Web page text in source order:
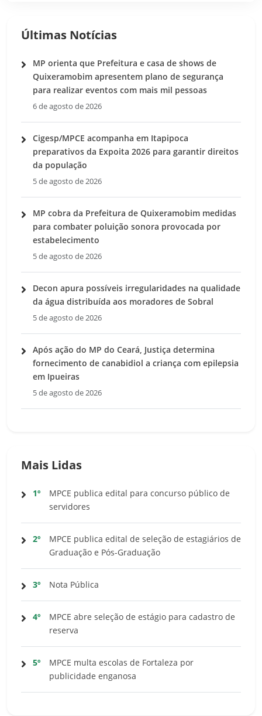
Últimas Notícias
MP orienta que Prefeitura e casa de shows de
Quixeramobim apresentem plano de segurança
para realizar eventos com mais mil pessoas
6 de agosto de 2026
Cigesp/MPCE acompanha em Itapipoca
preparativos da Expoita 2026 para garantir direitos
da população
5 de agosto de 2026
MP cobra da Prefeitura de Quixeramobim medidas
para combater poluição sonora provocada por
estabelecimento
5 de agosto de 2026
Decon apura possíveis irregularidades na qualidade
da água distribuída aos moradores de Sobral
5 de agosto de 2026
Após ação do MP do Ceará, Justiça determina
fornecimento de canabidiol a criança com epilepsia
em Ipueiras
5 de agosto de 2026
Mais Lidas
1º
MPCE publica edital para concurso público de
servidores
2º
MPCE publica edital de seleção de estagiários de
Graduação e Pós-Graduação
3º Nota Pública
4º
MPCE abre seleção de estágio para cadastro de
reserva
5º
MPCE multa escolas de Fortaleza por
publicidade enganosa